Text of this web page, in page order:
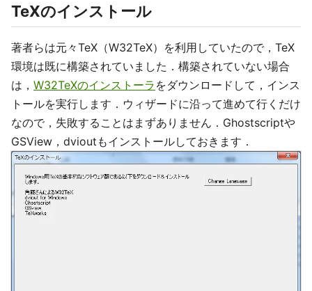
TeXのインストール
著者らは元々TeX（W32TeX）を利用していたので，TeX
環境は既に構築されていました．構築されていない場合
は， W32TeXのインストーラ をダウンロードして，インス
トールを実行します．ウィザードに沿って進めて行くだけ
なので，失敗することはまずありません．Ghostscriptや
GSView，dvioutもインストールしておきます．